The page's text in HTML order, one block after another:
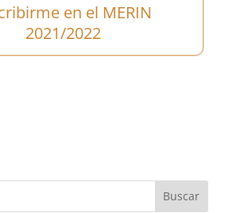
en el MERIN
2021/2022